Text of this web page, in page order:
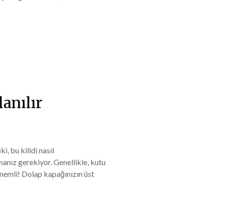
bu kilidi nasıl
gerekiyor. Genellikle, kutu
Dolap kapağınızın üst